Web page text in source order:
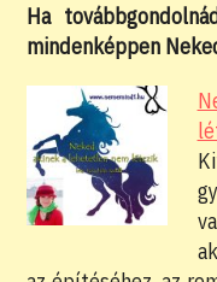
Ha
mindenképpen